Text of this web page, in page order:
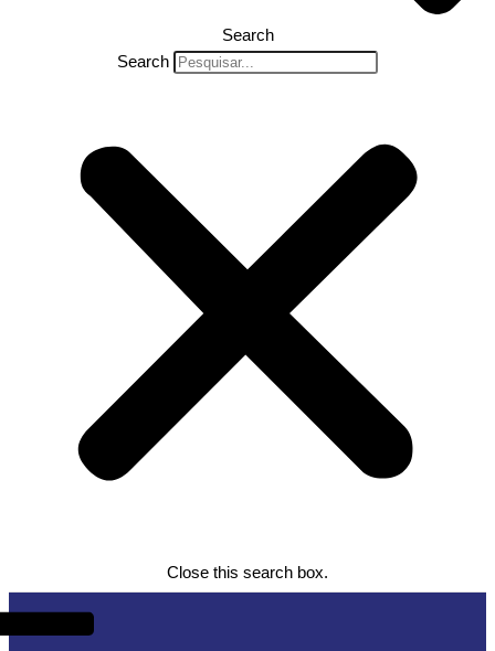
Search
Search
Close this search box.